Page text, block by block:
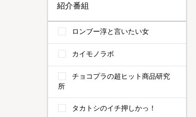
紹介番組
ロンブー淳と言いたい女
カイモノラボ
チョコプラの超ヒット商品研究
所
タカトシのイチ押しかっ！